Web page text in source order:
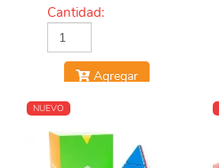
Cantidad:
Agregar
NUEVO